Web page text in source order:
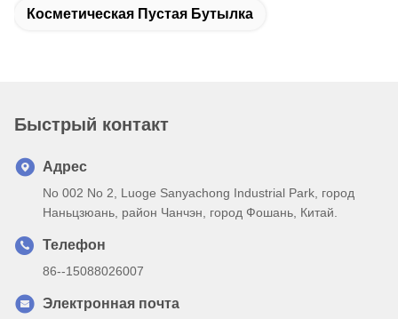
Косметическая Пустая Бутылка
Быстрый контакт
Адрес
No 002 No 2, Luoge Sanyachong Industrial Park, город
Наньцзюань, район Чанчэн, город Фошань, Китай.
Телефон
86--15088026007
Электронная почта